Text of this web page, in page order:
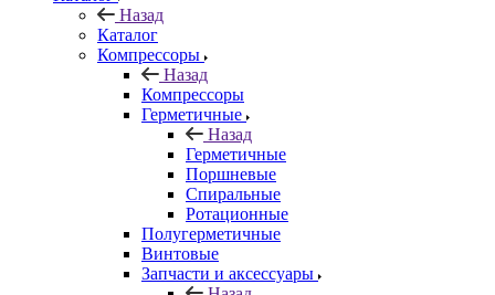
Назад
Каталог
Компрессоры
Назад
Компрессоры
Герметичные
Назад
Герметичные
Поршневые
Спиральные
Ротационные
Полугерметичные
Винтовые
Запчасти и аксессуары